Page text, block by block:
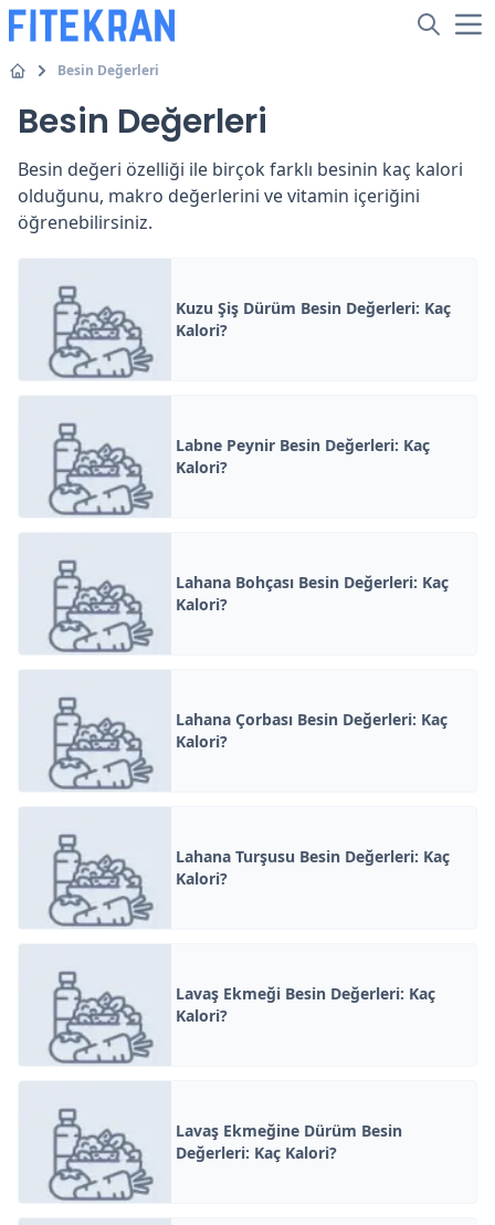
Besin Değerleri
Besin Değerleri
Besin değeri özelliği ile birçok farklı besinin kaç kalori
olduğunu, makro değerlerini ve vitamin içeriğini
öğrenebilirsiniz.
Kuzu Şiş Dürüm Besin Değerleri: Kaç
Kalori?
Labne Peynir Besin Değerleri: Kaç
Kalori?
Lahana Bohçası Besin Değerleri: Kaç
Kalori?
Lahana Çorbası Besin Değerleri: Kaç
Kalori?
Lahana Turşusu Besin Değerleri: Kaç
Kalori?
Lavaş Ekmeği Besin Değerleri: Kaç
Kalori?
Lavaş Ekmeğine Dürüm Besin
Değerleri: Kaç Kalori?